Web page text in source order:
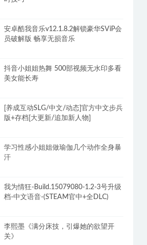
安卓酷我音乐v12.1.8.2解锁豪华SViP会
员破解版 畅享无损音乐
抖音小姐姐热舞 500部视频无水印多看
美女能长寿
[养成互动SLG/中文/动态]官方中文步兵
版+存档[大更新/追加新人物]
学习性感小姐姐做瑜伽几个动作全身暴
汗
我为情狂-Build.15079080-1.2-3号升级
档-中文语音-(STEAM官中+全DLC)
李熙墨《满分床技，引爆她的欲望开
关》